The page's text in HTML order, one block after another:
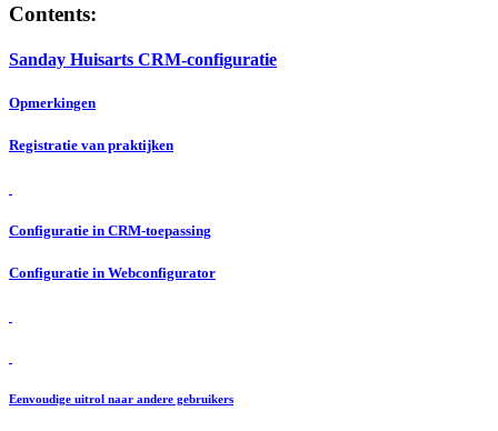
Contents:
Sanday Huisarts CRM-configuratie
Opmerkingen
Registratie van praktijken
Configuratie in CRM-toepassing
Configuratie in Webconfigurator
Eenvoudige uitrol naar andere gebruikers